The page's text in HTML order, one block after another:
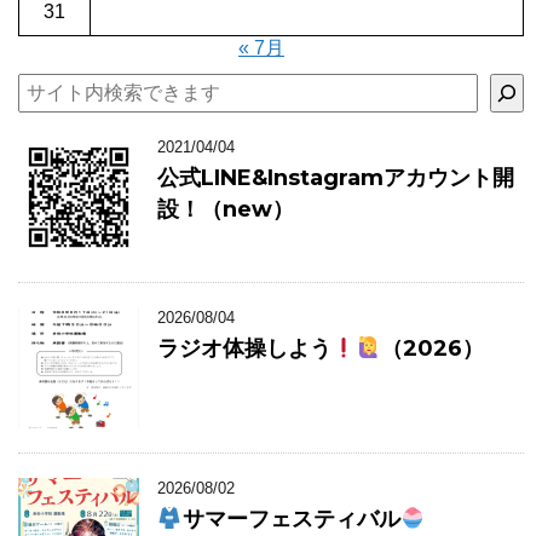
31
« 7月
検索
2021/04/04
公式LINE&Instagramアカウント開
設！（new）
2026/08/04
ラジオ体操しよう （2026）
2026/08/02
サマーフェスティバル